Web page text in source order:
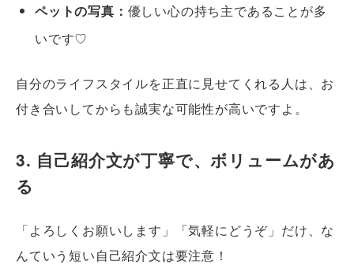
ペットの写真： 優しい心の持ち主であることが多
いです♡
自分のライフスタイルを正直に見せてくれる人は、お
付き合いしてからも誠実な可能性が高いですよ。
3. 自己紹介文が丁寧で、ボリュームがあ
る
「よろしくお願いします」「気軽にどうぞ」だけ、な
んていう短い自己紹介文は要注意！